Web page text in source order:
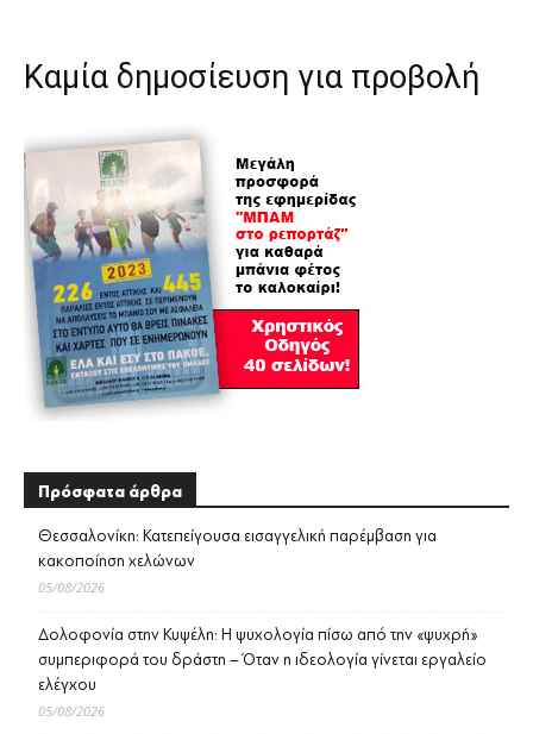
Καμία δημοσίευση για προβολή
Πρόσφατα άρθρα
Θεσσαλονίκη: Κατεπείγουσα εισαγγελική παρέμβαση για
κακοποίηση χελώνων
05/08/2026
Δολοφονία στην Κυψέλη: Η ψυχολογία πίσω από την «ψυχρή»
συμπεριφορά του δράστη – Όταν η ιδεολογία γίνεται εργαλείο
ελέγχου
05/08/2026